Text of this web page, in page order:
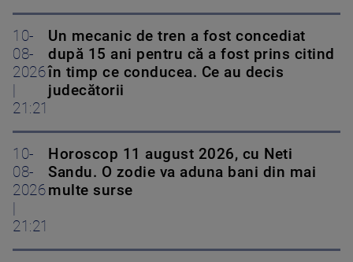
10-
08-
2026
|
21:21
Un mecanic de tren a fost concediat
după 15 ani pentru că a fost prins citind
în timp ce conducea. Ce au decis
judecătorii
10-
08-
2026
|
21:21
Horoscop 11 august 2026, cu Neti
Sandu. O zodie va aduna bani din mai
multe surse